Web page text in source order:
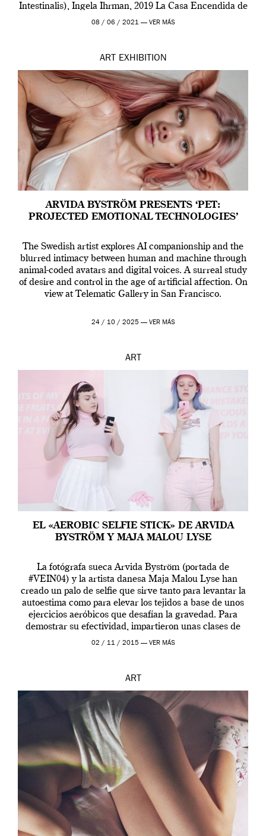
Intestinalis), Ingela Ihrman, 2019 La Casa Encendida de
Madrid y la Wellcome […]
08 / 06 / 2021 — VER MÁS
ART EXHIBITION
ARVIDA BYSTRÖM PRESENTS ‘PET:
PROJECTED EMOTIONAL TECHNOLOGIES’
The Swedish artist explores AI companionship and the
blurred intimacy between human and machine through
animal-coded avatars and digital voices. A surreal study
of desire and control in the age of artificial affection. On
view at Telematic Gallery in San Francisco.
24 / 10 / 2025 — VER MÁS
ART
EL «AEROBIC SELFIE STICK» DE ARVIDA
BYSTRÖM Y MAJA MALOU LYSE
La fotógrafa sueca Arvida Byström (portada de
#VEIN04) y la artista danesa Maja Malou Lyse han
creado un palo de selfie que sirve tanto para levantar la
autoestima como para elevar los tejidos a base de unos
ejercicios aeróbicos que desafían la gravedad. Para
demostrar su efectividad, impartieron unas clases de
prueba en el Tate […]
02 / 11 / 2015 — VER MÁS
ART